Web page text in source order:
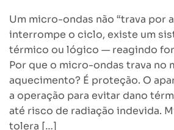
Um micro-ondas não “trava por
interrompe o ciclo, existe um
térmico ou lógico — reagindo
Por que o micro-ondas trava no
aquecimento? É proteção. O
a operação para evitar dano
até risco de radiação indevida.
tolera […]